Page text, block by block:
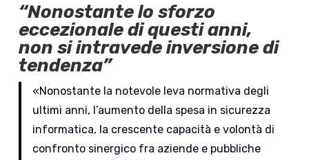
“Nonostante lo sforzo
eccezionale di questi anni,
non si intravede inversione di
tendenza”
«Nonostante la notevole leva normativa degli
ultimi anni, l’aumento della spesa in sicurezza
informatica, la crescente capacità e volontà di
confronto sinergico fra aziende e pubbliche